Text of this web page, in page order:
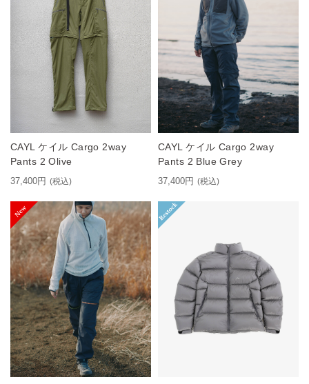
CAYL ケイル Cargo 2way
Pants 2 Olive
37,400円 (税込)
CAYL ケイル Cargo 2way
Pants 2 Blue Grey
37,400円 (税込)